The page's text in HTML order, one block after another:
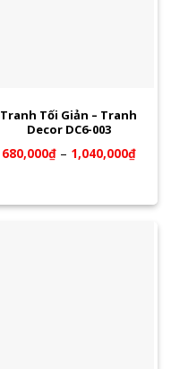
Tranh Tối Giản – Tranh
Decor DC6-003
680,000₫– 1,040,000₫